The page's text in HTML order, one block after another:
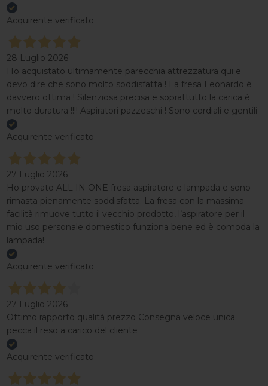
Acquirente verificato
28 Luglio 2026
Ho acquistato ultimamente parecchia attrezzatura qui e
devo dire che sono molto soddisfatta ! La fresa Leonardo è
davvero ottima ! Silenziosa precisa e soprattutto la carica è
molto duratura !!!! Aspiratori pazzeschi ! Sono cordiali e gentili
Acquirente verificato
27 Luglio 2026
Ho provato ALL IN ONE fresa aspiratore e lampada e sono
rimasta pienamente soddisfatta. La fresa con la massima
facilità rimuove tutto il vecchio prodotto, l’aspiratore per il
mio uso personale domestico funziona bene ed è comoda la
lampada!
Acquirente verificato
27 Luglio 2026
Ottimo rapporto qualità prezzo Consegna veloce unica
pecca il reso a carico del cliente
Acquirente verificato